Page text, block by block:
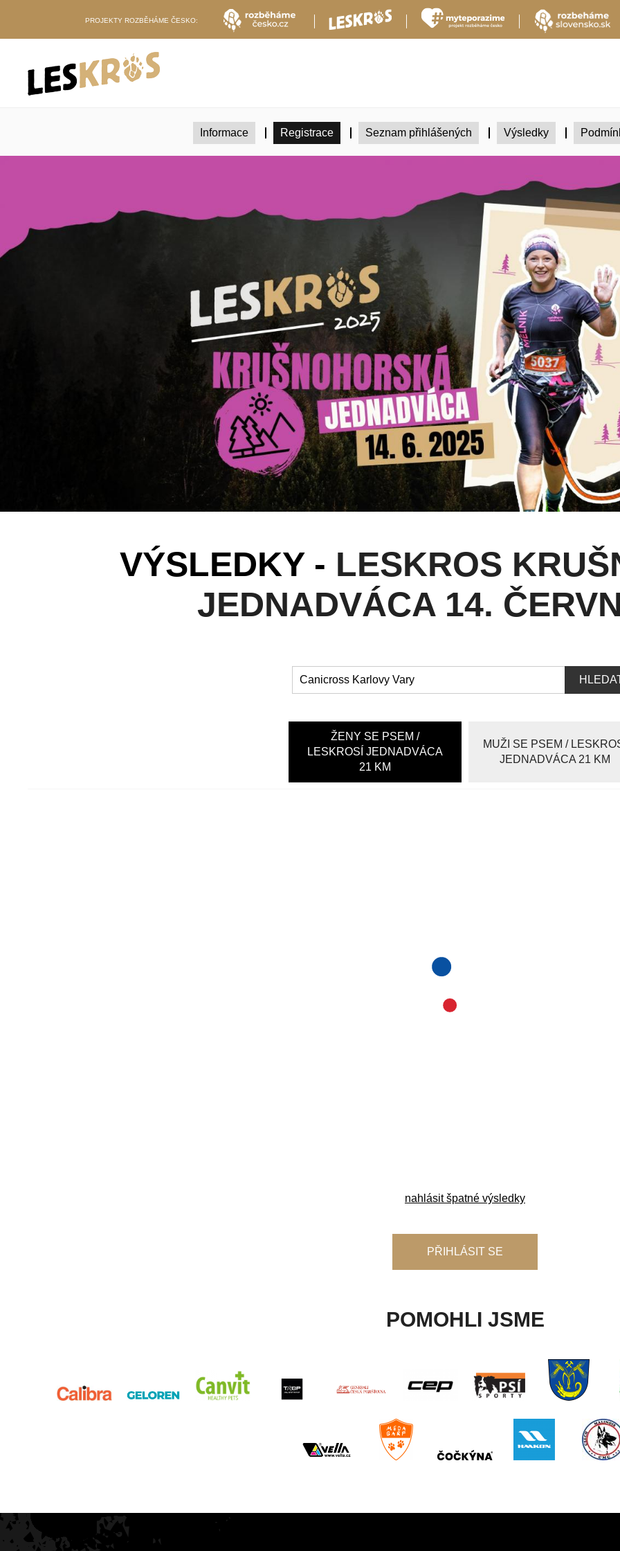
PROJEKTY ROZBĚHÁME ČESKO:
Informace Registrace Seznam přihlášených Výsledky
VÝSLEDKY - LESKROS
JEDNADVÁCA 14.
ŽENY SE PSEM /
LESKROSÍ JEDNADVÁCA
21 KM
MUŽI SE PSEM /
JEDNADVÁCA 21 KM
nahlásit špatné výsledky
PŘIHLÁSIT SE
POMOHLI JSME